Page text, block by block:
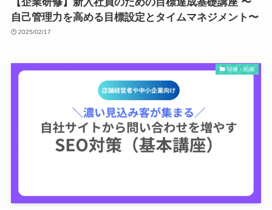
自己管理力を高める目標設定とタイムマネジメント〜
2025/02/17
研修・組織